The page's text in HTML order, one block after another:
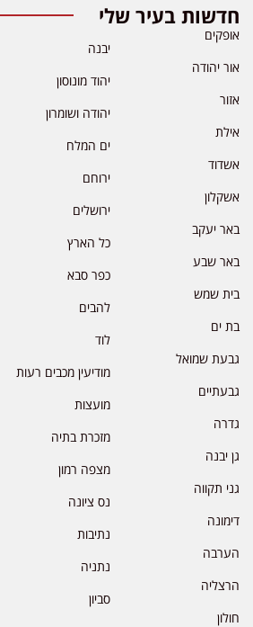
חדשות בעיר שלי
אופקים
אור יהודה
אזור
אילת
אשדוד
אשקלון
באר יעקב
באר שבע
בית שמש
בת ים
גבעת שמואל
גבעתיים
גדרה
גן יבנה
גני תקווה
דימונה
הערבה
הרצליה
חולון
יבנה
יהוד מונוסון
יהודה ושומרון
ים המלח
ירוחם
ירושלים
כל הארץ
כפר סבא
להבים
לוד
מודיעין מכבים רעות
מועצות
מזכרת בתיה
מצפה רמון
נס ציונה
נתיבות
נתניה
סביון